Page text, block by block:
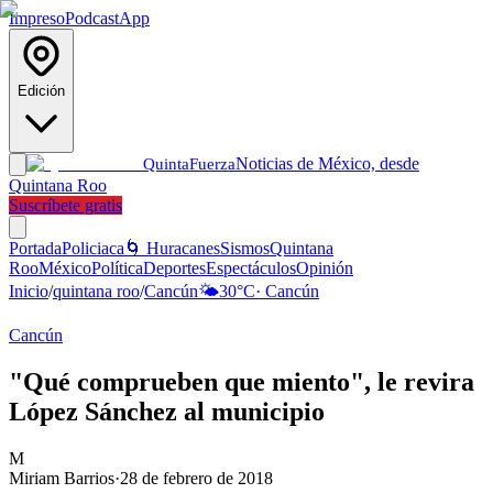
ImpresoPodcastApp
Edición
QuintaFuerzaNoticias de México, desde
Quintana Roo
Suscríbete gratis
PortadaPoliciaca 🌀 HuracanesSismosQuintana
RooMéxicoPolíticaDeportesEspectáculosOpinión
Inicio/quintana roo/Cancún🌤️30°C· Cancún
Cancún
"Qué comprueben que miento", le revira
López Sánchez al municipio
M
Miriam Barrios·28 de febrero de 2018